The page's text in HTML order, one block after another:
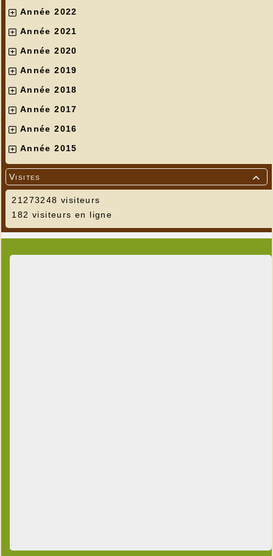
Année 2022
Année 2021
Année 2020
Année 2019
Année 2018
Année 2017
Année 2016
Année 2015

Visites
21273248 visiteurs
182 visiteurs en ligne